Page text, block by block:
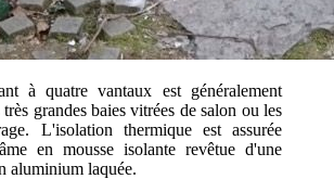
à quatre vantaux est généralement
grandes baies vitrées de salon ou les
L'isolation thermique est assurée
en mousse isolante revêtue d'une
aluminium laquée.